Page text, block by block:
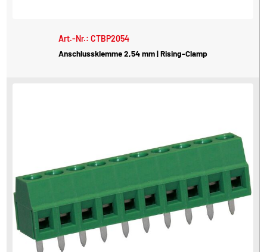
Art.-Nr.: CTBP2054
Anschlussklemme 2,54 mm | Rising-Clamp